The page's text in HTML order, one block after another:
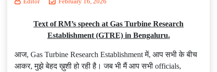
Text of RM’s speech at Gas Turbine Research
Establishment (GTRE) in Bengaluru.
आज, Gas Turbine Research Establishment में, आप सभी के बीच
आकर, मुझे बेहद ख़ुशी हो रही है। जब भी मैं आप सभी officials,